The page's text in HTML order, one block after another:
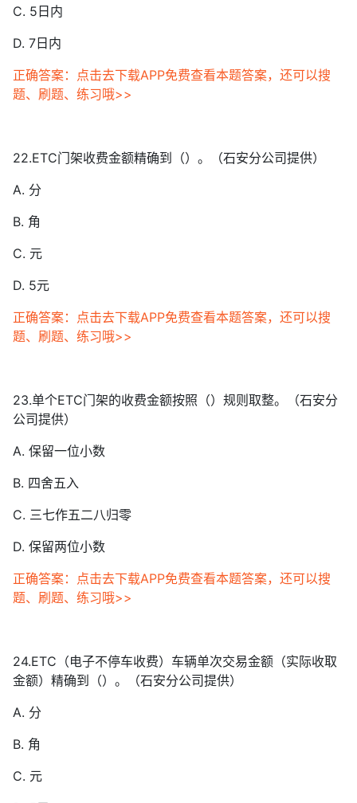
C. 5日内
D. 7日内
正确答案：点击去下载APP免费查看本题答案，还可以搜
题、刷题、练习哦>>
22.ETC门架收费金额精确到（）。（石安分公司提供）
A. 分
B. 角
C. 元
D. 5元
正确答案：点击去下载APP免费查看本题答案，还可以搜
题、刷题、练习哦>>
23.单个ETC门架的收费金额按照（）规则取整。（石安分
公司提供）
A. 保留一位小数
B. 四舍五入
C. 三七作五二八归零
D. 保留两位小数
正确答案：点击去下载APP免费查看本题答案，还可以搜
题、刷题、练习哦>>
24.ETC（电子不停车收费）车辆单次交易金额（实际收取
金额）精确到（）。（石安分公司提供）
A. 分
B. 角
C. 元